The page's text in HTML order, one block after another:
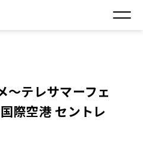
テレサマーフェ
際空港 セントレ